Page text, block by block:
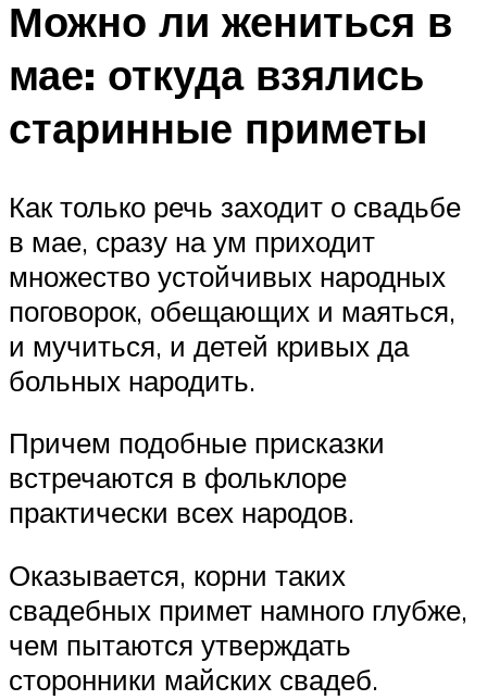
Можно ли жениться в
мае: откуда взялись
старинные приметы
Как только речь заходит о свадьбе
в мае, сразу на ум приходит
множество устойчивых народных
поговорок, обещающих и маяться,
и мучиться, и детей кривых да
больных народить.
Причем подобные присказки
встречаются в фольклоре
практически всех народов.
Оказывается, корни таких
свадебных примет намного глубже,
чем пытаются утверждать
сторонники майских свадеб.